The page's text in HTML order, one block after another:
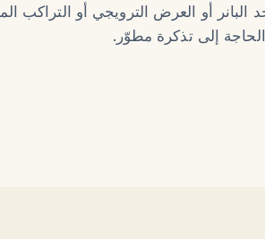
البانر أو العرض الترويجي أو
إلى تذكرة مطوّر.